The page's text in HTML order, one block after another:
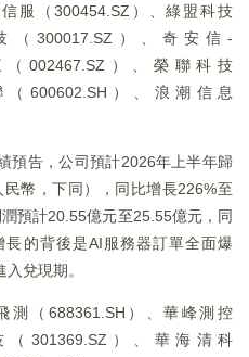
服（300454.SZ）、綠盟科技
（300017.SZ）、奇安信-
002467.SZ）、榮聯科技
（600602.SH）、浪潮信息
預告，公司預計2026年上半年歸
幣，下同），同比增長226%至
預計20.55億元至25.55億元，同
長的背後是AI服務器訂單全面爆
兌現期。
（688361.SH）、華峰測控
（301369.SZ）、華海清科